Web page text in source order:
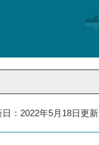
日：2022年5月18日更新